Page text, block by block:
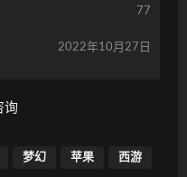
77
2022年10月27日
询
梦幻 苹果 西游